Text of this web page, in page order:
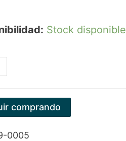
Stock disponible
comprando
0005